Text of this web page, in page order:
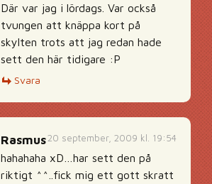
Där var jag i lördags. Var också
tvungen att knäppa kort på
skylten trots att jag redan hade
sett den här tidigare :P
Svara
20 september, 2009 kl. 19:54
Rasmus
hahahaha xD…har sett den på
riktigt ^^..fick mig ett gott skratt